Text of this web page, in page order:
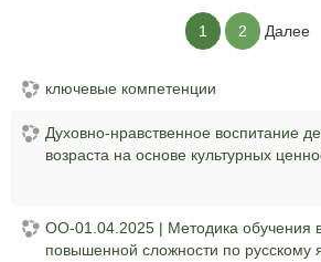
1 2 Далее
ключевые компетенции
Духовно-нравственное воспитание детей
возраста на основе культурных
ОО-01.04.2025 | Методика обучения
повышенной сложности по русскому